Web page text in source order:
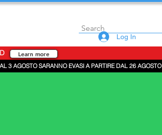
Log In
Learn more
3 AGOSTO SARANNO EVASI A PARTIRE DAL 26 AGOSTO